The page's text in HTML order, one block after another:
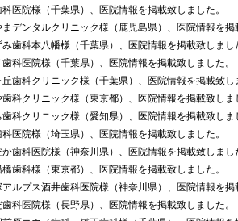
医院様（千葉県）、医院情報を掲載致しました。
まデンタルクリニック様（鹿児島県）、医院情報を掲
み歯科本八幡様（千葉県）、医院情報を掲載致しまし
歯科医院様（千葉県）、医院情報を掲載致しました。
丘歯科クリニック様（千葉県）、医院情報を掲載致し
歯科クリニック様（東京都）、医院情報を掲載致しま
歯科クリニック様（愛知県）、医院情報を掲載致しま
医院様（埼玉県）、医院情報を掲載致しました。
か歯科医院様（神奈川県）、医院情報を掲載致しまし
歯科様（東京都）、医院情報を掲載致しました。
アルプス酒井歯科医院様（神奈川県）、医院情報を掲
歯科医院様（長野県）、医院情報を掲載致しました。